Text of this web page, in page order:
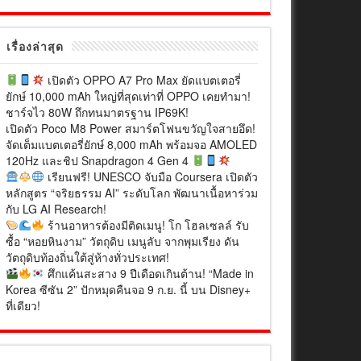
เรื่องล่าสุด
เปิดตัว OPPO A7 Pro Max ยัดแบตเตอรี่
ยักษ์ 10,000 mAh ใหญ่ที่สุดเท่าที่ OPPO เคยทำมา!
ชาร์จไว 80W ถึกทนมาตรฐาน IP69K!
เปิดตัว Poco M8 Power สมาร์ตโฟนขวัญใจสายอึด!
จัดเต็มแบตเตอรี่ยักษ์ 8,000 mAh พร้อมจอ AMOLED
120Hz และชิป Snapdragon 4 Gen 4
เรียนฟรี! UNESCO จับมือ Coursera เปิดตัว
หลักสูตร “จริยธรรม AI” ระดับโลก พัฒนาเนื้อหาร่วม
กับ LG AI Research!
ร้านอาหารต้องมีติดเมนู! โก โฮลเซลล์ รับ
ซื้อ “หอยหินงาม” วัตถุดิบ เมนูลับ จากพุมเรียง ดัน
วัตถุดิบท้องถิ่นใต้สู่ห้างทั่วประเทศ!
ศึกแค้นสะสาง 9 ปีเดือดเกินต้าน! “Made in
Korea ซีซัน 2” ปักหมุดคืนจอ 9 ก.ย. นี้ บน Disney+
ที่เดียว!